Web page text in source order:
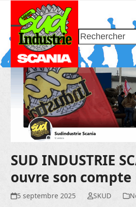
content
Rechercher
Open
mobile
menu
Close
mobile
menu
SUD INDUSTRIE
ouvre son compte
5 septembre 2025 SKUD